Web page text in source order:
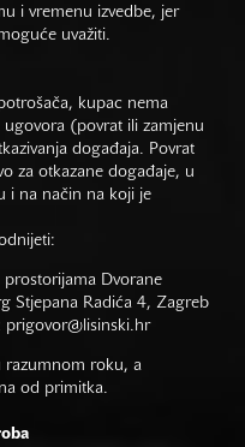
i vremenu izvedbe, jer
uvažiti.
kupac nema
(povrat ili zamjenu
događaja. Povrat
za otkazane događaje, u
i na način na koji je
Dvorane
Stjepana Radića 4, Zagreb
prigovor@lisinski.hr
razumnom roku, a
od primitka.